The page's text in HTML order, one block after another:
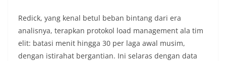
Redick, yang kenal betul beban bintang dari era
analisnya, terapkan protokol load management ala tim
elit: batasi menit hingga 30 per laga awal musim,
dengan istirahat bergantian. Ini selaras dengan data